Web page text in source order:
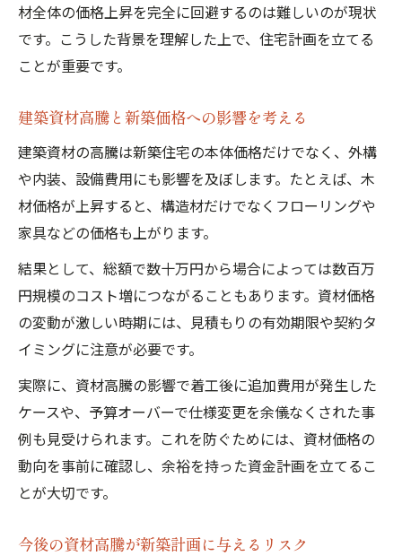
材全体の価格上昇を完全に回避するのは難しいのが現状
です。こうした背景を理解した上で、住宅計画を立てる
ことが重要です。
建築資材高騰と新築価格への影響を考える
建築資材の高騰は新築住宅の本体価格だけでなく、外構
や内装、設備費用にも影響を及ぼします。たとえば、木
材価格が上昇すると、構造材だけでなくフローリングや
家具などの価格も上がります。
結果として、総額で数十万円から場合によっては数百万
円規模のコスト増につながることもあります。資材価格
の変動が激しい時期には、見積もりの有効期限や契約タ
イミングに注意が必要です。
実際に、資材高騰の影響で着工後に追加費用が発生した
ケースや、予算オーバーで仕様変更を余儀なくされた事
例も見受けられます。これを防ぐためには、資材価格の
動向を事前に確認し、余裕を持った資金計画を立てるこ
とが大切です。
今後の資材高騰が新築計画に与えるリスク